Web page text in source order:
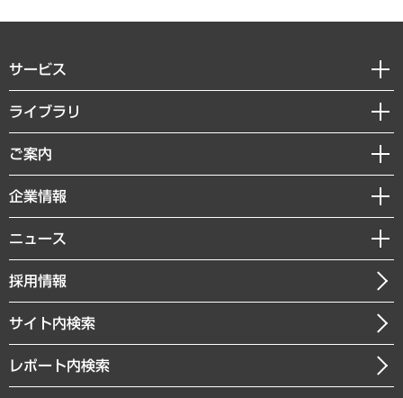
サービス
経営戦略
組織・人事戦略
デジタルイノベーション
共生・ダイバーシティ
GRC（ガバナンス・リスク・コンプライアンス）・防災（政策）
経済・産業・雇用・労働
まちづくり・観光・交通・スポーツ・スマートシティ
自然資源・農林水産業・食料システム
ライブラリ
経済調査
レポート
コラム
経営用語集
受託・受注実績（官公庁関連）
メディア掲載・出演
ご案内
セミナー・イベント情報
MUFGビジネスセミナー
受託案件情報
企業情報
私たちの想い
社長メッセージ
会社概要
沿革
組織図・本部部室紹介
ニュース
ニュースリリース
お知らせ
採用情報
サイト内検索
レポート内検索